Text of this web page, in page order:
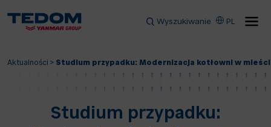
Wyszukiwanie PL
Aktualności > Studium przypadku: Modernizacja kotłowni w
Studium przypadku: